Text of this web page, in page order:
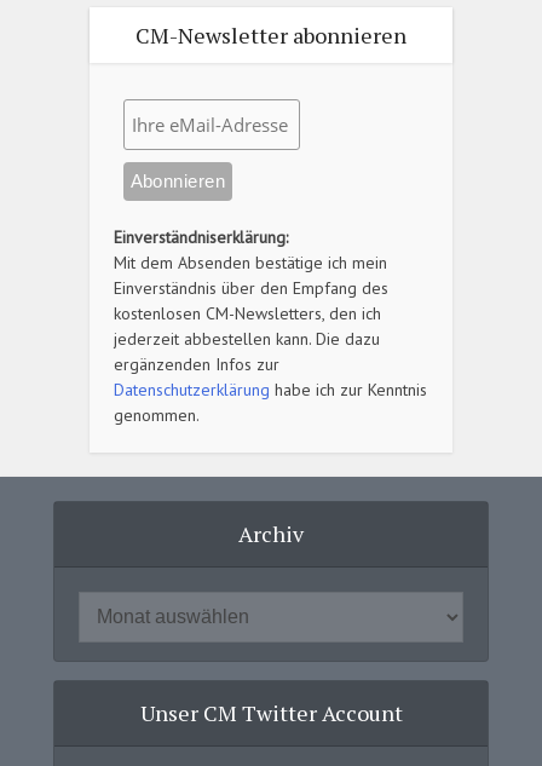
CM-Newsletter abonnieren
Einverständniserklärung:
Mit dem Absenden bestätige ich mein
Einverständnis über den Empfang des
kostenlosen CM-Newsletters, den ich
jederzeit abbestellen kann. Die dazu
ergänzenden Infos zur
Datenschutzerklärung habe ich zur Kenntnis
genommen.
Archiv
Unser CM Twitter Account